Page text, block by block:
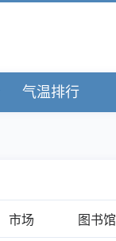
气温排行
市场 图书馆